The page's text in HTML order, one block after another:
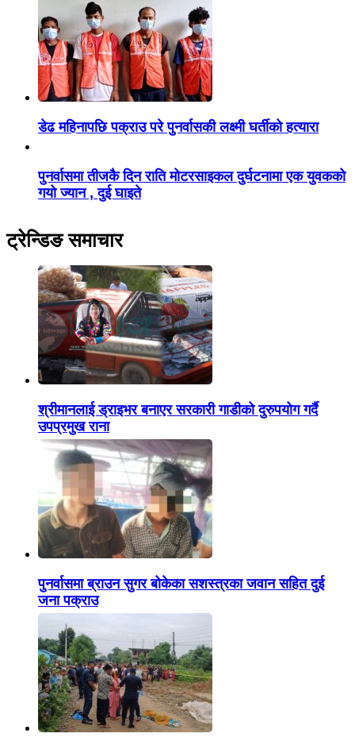
डेढ महिनापछि पक्राउ परे पुनर्वासकी लक्ष्मी घर्तीको हत्यारा
पुनर्वासमा तीजकै दिन राति मोटरसाइकल दुर्घटनामा एक युवकको
गयो ज्यान , दुई घाइते
ट्रेन्डिङ समाचार
श्रीमानलाई ड्राइभर बनाएर सरकारी गाडीको दुरुपयोग गर्दै
उपप्रमुख राना
पुनर्वासमा ब्राउन सुगर बोकेका सशस्त्रका जवान सहित दुई
जना पक्राउ